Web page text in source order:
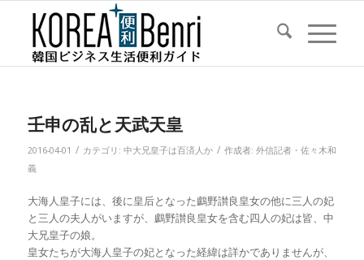
壬申の乱と天武天皇
2016-04-01 / カテゴリ: 中大兄皇子は百済人か / 作成者: 外信記者・佐々木和
義
大海人皇子には、後に皇后となった鸕野讃良皇女の他に三人の妃
と三人の夫人がいますが、鸕野讃良皇女を含む四人の妃は皆、中
大兄皇子の娘。
皇女たちが大海人皇子の妃となった経緯は詳かでありませんが、